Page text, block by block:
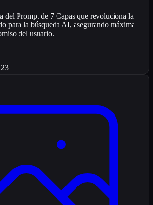
del Prompt de 7 Capas que revoluciona la
para la búsqueda AI, asegurando máxima
del usuario.